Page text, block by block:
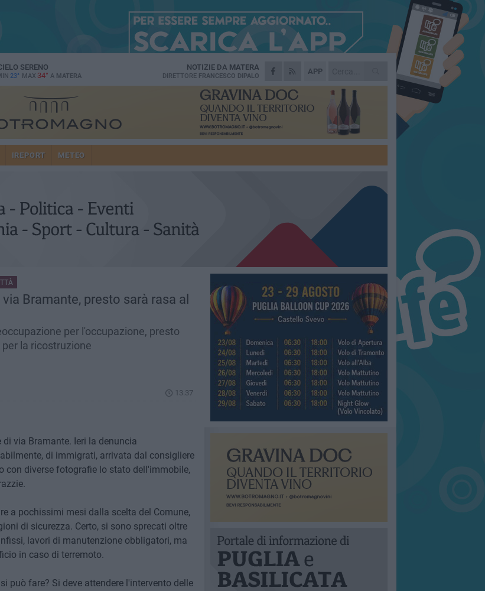
SERENO
23° MAX 34° A MATERA
APP
NOTIZIE DA MATERA
DIRETTORE FRANCESCO DIPALO
IREPORT METEO
Bramante, presto sarà rasa al
per l'occupazione, presto
per la ricostruzione
13.37
via Bramante. Ieri la denuncia
di immigrati, arrivata dal consigliere
con diverse fotografie lo stato dell'immobile,
a pochissimi mesi dalla scelta del Comune,
di sicurezza. Certo, si sono sprecati oltre
lavori di manutenzione obbligatori, ma
in caso di terremoto.
può fare? Si deve attendere l'intervento delle